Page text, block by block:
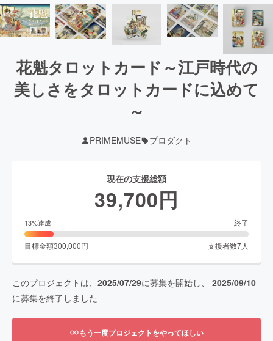
花魁タロットカード～江戸時代の
美しさをタロットカードに込めて
～
PRIMEMUSE プロダクト
現在の支援総額
39,700円
13%達成 終了
目標金額300,000円 支援者数7人
このプロジェクトは、 2025/07/29に募集を開始し、 2025/09/10
に募集を終了しました
もう一度プロジェクトをやってほしい